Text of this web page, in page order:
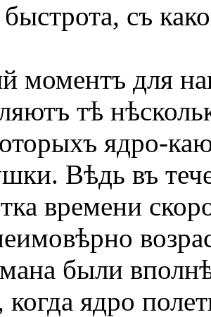
быстрота, съ
моментъ для
тѣ
ядро-
Вѣдь въ
времени
были
ядро